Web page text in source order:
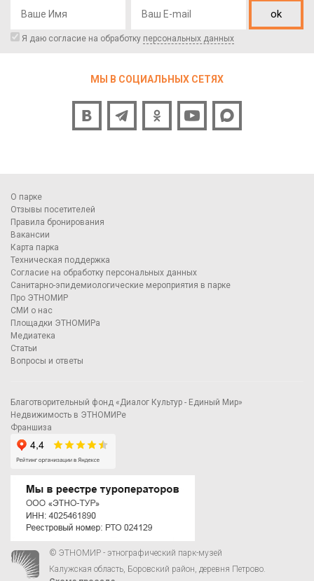
ok
Я даю согласие на обработку персональных данных
МЫ В СОЦИАЛЬНЫХ СЕТЯХ
О парке
Отзывы посетителей
Правила бронирования
Вакансии
Карта парка
Техническая поддержка
Согласие на обработку персональных данных
Санитарно-эпидемиологические мероприятия в парке
Про ЭТНОМИР
СМИ о нас
Площадки ЭТНОМИРа
Медиатека
Статьи
Вопросы и ответы
Благотворительный фонд «Диалог Культур - Единый Мир»
Недвижимость в ЭТНОМИРе
Франшиза
© ЭТНОМИР - этнографический парк-музей
Калужская область, Боровский район, деревня Петрово.